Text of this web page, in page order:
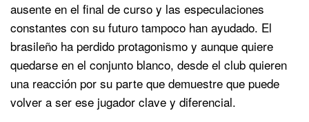
ausente en el final de curso y las especulaciones
constantes con su futuro tampoco han ayudado. El
brasileño ha perdido protagonismo y aunque quiere
quedarse en el conjunto blanco, desde el club quieren
una reacción por su parte que demuestre que puede
volver a ser ese jugador clave y diferencial.